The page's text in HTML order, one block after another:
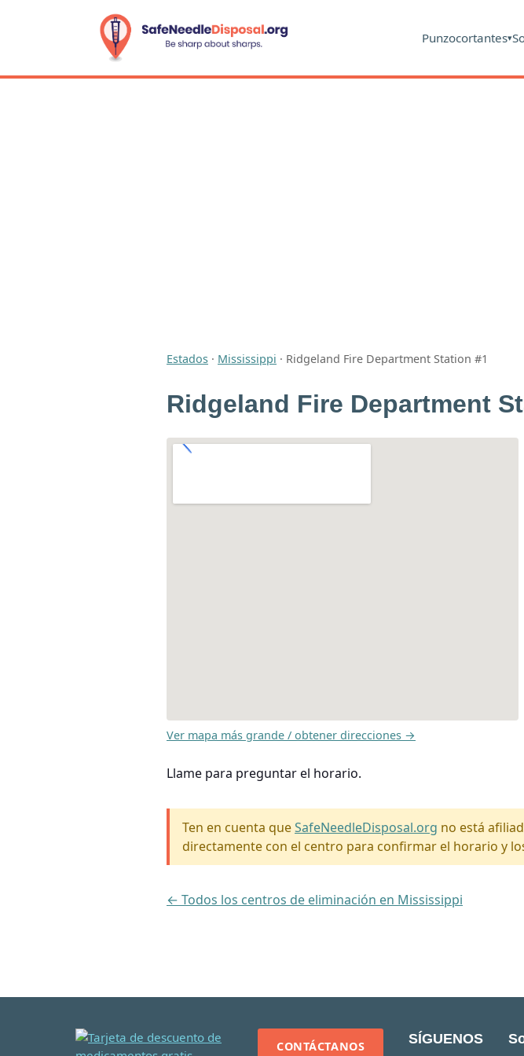
Punzocortantes▾
Estados · Mississippi · Ridgeland Fire Department Station #1
Ridgeland Fire Department
Ver mapa más grande / obtener direcciones →
Llame para preguntar el horario.
Ten en cuenta queSafeNeedleDisposal.org no está
directamente con el centro para confirmar el horario y
← Todos los centros de eliminación en Mississippi
CONTÁCTANOS SÍGUENOS